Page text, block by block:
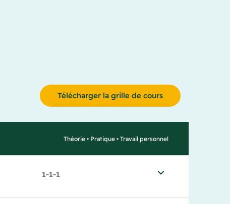
Télécharger la grille de cours
Théorie • Pratique • Travail personnel
1-1-1